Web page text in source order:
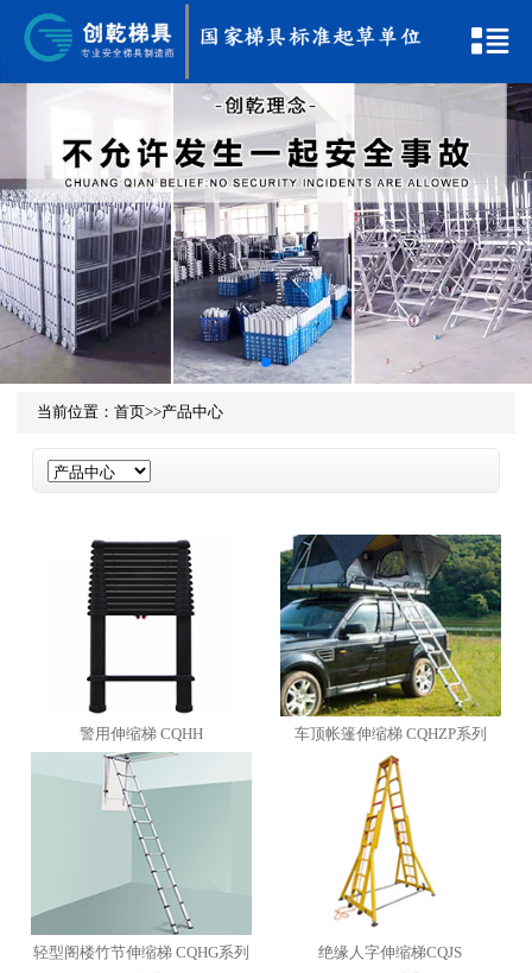
当前位置： 首页>>产品中心
警用伸缩梯 CQHH 车顶帐篷伸缩梯 CQHZP系列
轻型阁楼竹节伸缩梯 CQHG系列 绝缘人字伸缩梯CQJS